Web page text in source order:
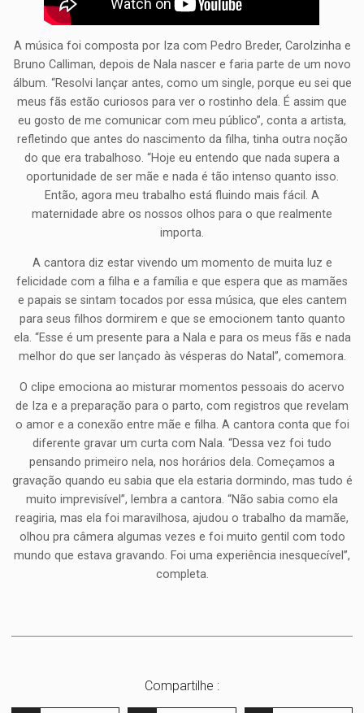
A música foi composta por Iza com Pedro Breder, Carolzinha e
Bruno Calliman, depois de Nala nascer e faria parte de um novo
álbum. “Resolvi lançar antes, como um single, porque eu sei que
meus fãs estão curiosos para ver o rostinho dela. É assim que
eu gosto de me comunicar com meu público”, conta a artista,
refletindo que antes do nascimento da filha, tinha outra noção
do que era trabalhoso. “Hoje eu entendo que nada supera a
oportunidade de ser mãe e nada é tão intenso quanto isso.
Então, agora meu trabalho está fluindo mais fácil. A
maternidade abre os nossos olhos para o que realmente
importa.
A cantora diz estar vivendo um momento de muita luz e
felicidade com a filha e a família e que espera que as mamães
e papais se sintam tocados por essa música, que eles cantem
para seus filhos dormirem e que se emocionem tanto quanto
ela. “Esse é um presente para a Nala e para os meus fãs e nada
melhor do que ser lançado às vésperas do Natal”, comemora.
O clipe emociona ao misturar momentos pessoais do acervo
de Iza e a preparação para o parto, com registros que revelam
o amor e a conexão entre mãe e filha. A cantora conta que foi
diferente gravar um curta com Nala. “Dessa vez foi tudo
pensando primeiro nela, nos horários dela. Começamos a
gravação quando eu sabia que ela estaria dormindo, mas tudo é
muito imprevisível”, lembra a cantora. “Não sabia como ela
reagiria, mas ela foi maravilhosa, ajudou o trabalho da mamãe,
olhou pra câmera algumas vezes e foi muito gentil com todo
mundo que estava gravando. Foi uma experiência inesquecível”,
completa.
Compartilhe :